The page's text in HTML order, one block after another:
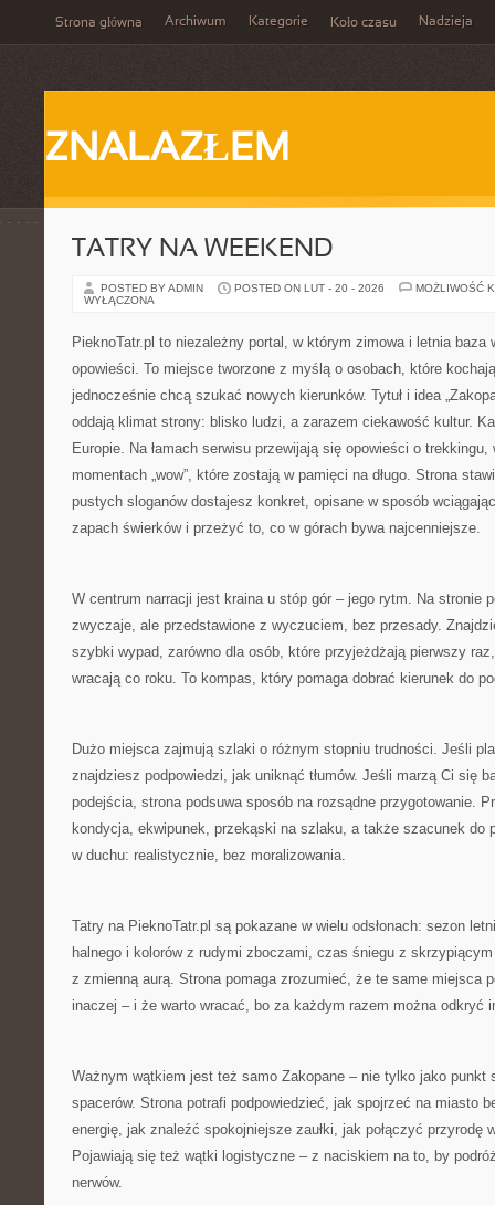
Strona główna Archiwum Kategorie Koło czasu Nadzieja
ZNALAZŁEM
TATRY NA WEEKEND
POSTED BY ADMIN POSTED ON LUT - 20 - 2026
MOŻLIWOŚĆ
WYŁĄCZONA
PieknoTatr.pl to niezależny portal, w którym zimowa i letnia baza
opowieści. To miejsce tworzone z myślą o osobach, które
jednocześnie chcą szukać nowych kierunków. Tytuł i idea
oddają klimat strony: blisko ludzi, a zarazem ciekawość kultur.
Europie. Na łamach serwisu przewijają się opowieści o trekkingu,
momentach „wow”, które zostają w pamięci na długo. Strona
pustych sloganów dostajesz konkret, opisane w sposób
zapach świerków i przeżyć to, co w górach bywa najcenniejsze.
W centrum narracji jest kraina u stóp gór – jego rytm. Na stronie
zwyczaje, ale przedstawione z wyczuciem, bez przesady.
szybki wypad, zarówno dla osób, które przyjeżdżają pierwszy
wracają co roku. To kompas, który pomaga dobrać kierunek do
Dużo miejsca zajmują szlaki o różnym stopniu trudności. Jeśli
znajdziesz podpowiedzi, jak uniknąć tłumów. Jeśli marzą Ci się
podejścia, strona podsuwa sposób na rozsądne przygotowanie.
kondycja, ekwipunek, przekąski na szlaku, a także szacunek do
w duchu: realistycznie, bez moralizowania.
Tatry na PieknoTatr.pl są pokazane w wielu odsłonach: sezon
halnego i kolorów z rudymi zboczami, czas śniegu z
z zmienną aurą. Strona pomaga zrozumieć, że te same miejsca
inaczej – i że warto wracać, bo za każdym razem można odkryć
Ważnym wątkiem jest też samo Zakopane – nie tylko jako punkt
spacerów. Strona potrafi podpowiedzieć, jak spojrzeć na miasto
energię, jak znaleźć spokojniejsze zaułki, jak połączyć przyrodę
Pojawiają się też wątki logistyczne – z naciskiem na to, by
nerwów.